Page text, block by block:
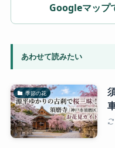
Googleマップ
あわせて読みたい
季節の花